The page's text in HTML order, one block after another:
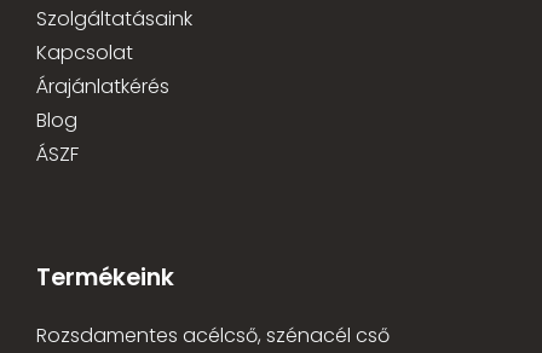
Szolgáltatásaink
Kapcsolat
Árajánlatkérés
Blog
ÁSZF
Termékeink
Rozsdamentes acélcső, szénacél cső